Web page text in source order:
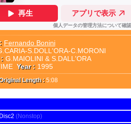
Fernando Bonini
S.DOLL'ORA-C.MORONI
: G.MAIOLINI & S.DALL'ORA
Year : 1995
Length : 5:08